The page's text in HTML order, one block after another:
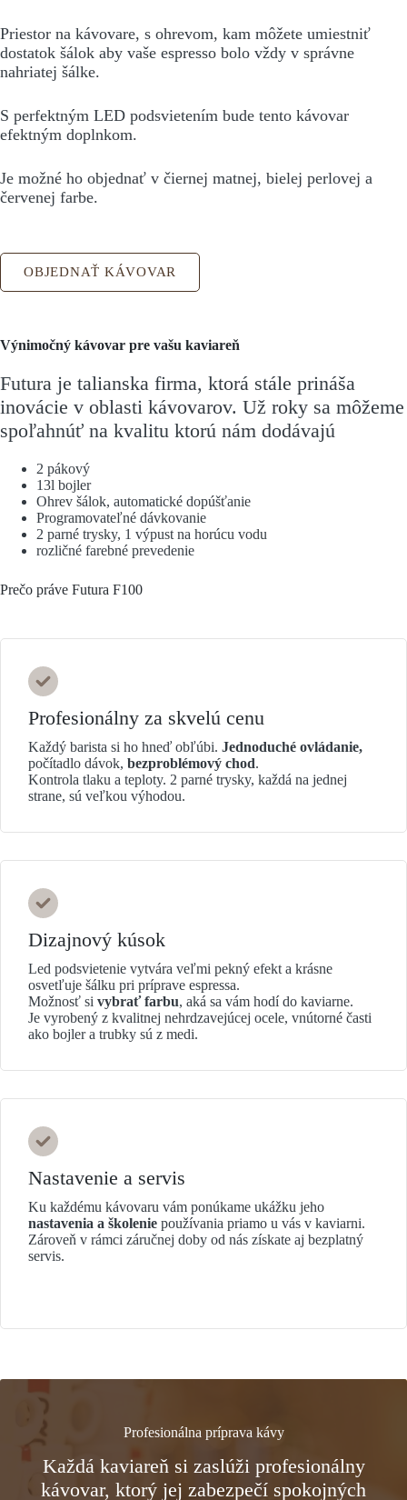
Výnimočný kávovar pre vašu kaviareň
Futura je talianska firma, ktorá stále prináša
inovácie v oblasti kávovarov. Už roky sa môžeme
spoľahnúť na kvalitu ktorú nám dodávajú
2 pákový
13l bojler
Ohrev šálok, automatické dopúšťanie
Programovateľné dávkovanie
2 parné trysky, 1 výpust na horúcu vodu
rozličné farebné prevedenie
Priestor na kávovare, s ohrevom, kam môžete umiestniť
dostatok šálok aby vaše espresso bolo vždy v správne
nahriatej šálke.
S perfektným LED podsvietením bude tento kávovar
efektným doplnkom.
Je možné ho objednať v čiernej matnej, bielej perlovej a
červenej farbe.
OBJEDNAŤ KÁVOVAR
Prečo práve Futura F100
Profesionálny za skvelú cenu
Každý barista si ho hneď obľúbi. Jednoduché ovládanie,
počítadlo dávok, bezproblémový chod.
Kontrola tlaku a teploty. 2 parné trysky, každá na jednej
strane, sú veľkou výhodou.
Dizajnový kúsok
Led podsvietenie vytvára veľmi pekný efekt a krásne
osvetľuje šálku pri príprave espressa.
Možnosť si vybrať farbu, aká sa vám hodí do kaviarne.
Je vyrobený z kvalitnej nehrdzavejúcej ocele, vnútorné časti
ako bojler a trubky sú z medi.
Nastavenie a servis
Ku každému kávovaru vám ponúkame ukážku jeho
nastavenia a školenie používania priamo u vás v kaviarni.
Zároveň v rámci záručnej doby od nás získate aj bezplatný
servis.
Profesionálna príprava kávy
Každá kaviareň si zaslúži profesionálny
kávovar, ktorý jej zabezpečí spokojných